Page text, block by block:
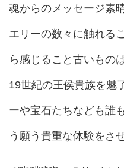
魂からのメッセージ素
エリーの数々に触れる
ら感じること古いもの
19世紀の王侯貴族を魅
ーや宝石たちなども誰
う願う貴重な体験をさ